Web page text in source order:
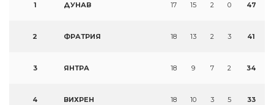
1 ДУНАВ 17 15 2 0 47
2 ФРАТРИЯ 18 13 2 3 41
3 ЯНТРА 18 9 7 2 34
4 ВИХРЕН 18 10 3 5 33